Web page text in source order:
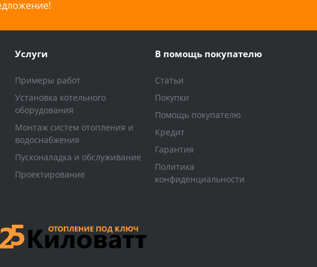
Услуги
Примеры работ
Установка котельного
оборудования
Монтаж систем отопления и
водоснабжения
Пусконаладка и обслуживание
Проектирование
В помощь покупателю
Статьи
Покупки
Помощь покупателю
Кредит
Гарантия
Политика
конфиденциальности